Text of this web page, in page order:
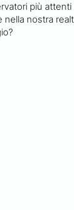
più attenti
nella nostra